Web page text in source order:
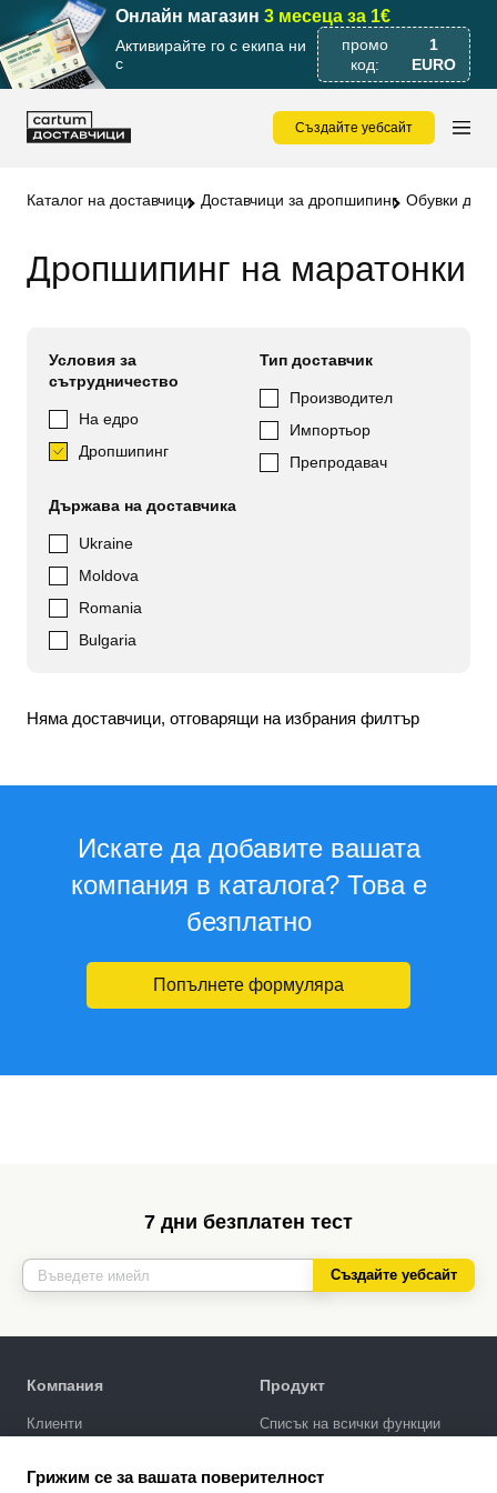
Онлайн магазин 3 месеца за 1€
Активирайте го с екипа ни
с
промо
код:
1
EURO
Създайте уебсайт
Каталог на доставчици Доставчици за дропшипинг Обувки
Дропшипинг на маратонки
Условия за
сътрудничество
На едро
Дропшипинг
Тип доставчик
Производител
Импортьор
Препродавач
Държава на доставчика
Ukraine
Moldova
Romania
Bulgaria
Няма доставчици, отговарящи на избрания филтър
Искате да добавите вашата
компания в каталога? Това е
безплатно
Попълнете формуляра
7 дни безплатен тест
Създайте уебсайт
Компания
Клиенти
Продукт
Списък на всички функции
SEO промотиране
Грижим се за вашата поверителност